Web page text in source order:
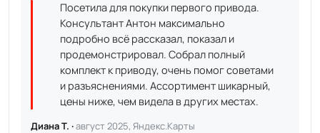
Посетила для покупки первого привода.
Консультант Антон максимально
подробно всё рассказал, показал и
продемонстрировал. Собрал полный
комплект к приводу, очень помог советами
и разъяснениями. Ассортимент шикарный,
цены ниже, чем видела в других местах.
Диана Т. ·август 2025, Яндекс.Карты